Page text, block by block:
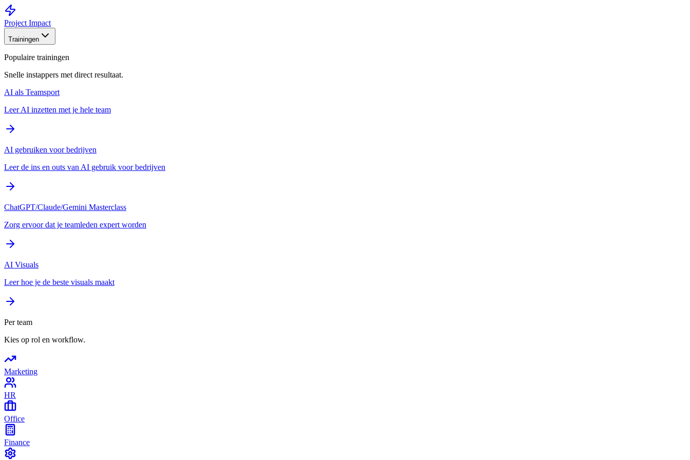
Project Impact
Trainingen
Populaire trainingen
Snelle instappers met direct resultaat.
AI als Teamsport
Leer AI inzetten met je hele team
AI gebruiken voor bedrijven
Leer de ins en outs van AI gebruik voor bedrijven
ChatGPT/Claude/Gemini Masterclass
Zorg ervoor dat je teamleden expert worden
AI Visuals
Leer hoe je de beste visuals maakt
Per team
Kies op rol en workflow.
Marketing
HR
Office
Finance